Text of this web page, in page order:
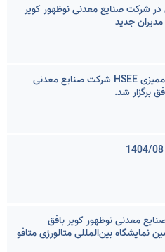
در شرکت صنایع معدنی نوظهور کویر
جدید
آیین اختتامیه ممیزی HSEE شرکت صنایع معدنی
برگزار شد.
معدنی نوظهور کویر بافق
نمایشگاه بین‌المللی متالورژی متافو